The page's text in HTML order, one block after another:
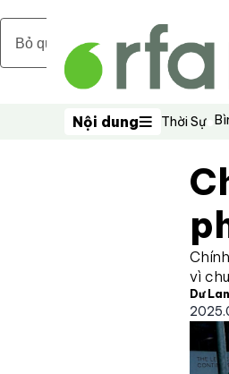
Bỏ qua nội dung chính
Nội dung
Nội dung Thời Sự
vì
Dư Lan